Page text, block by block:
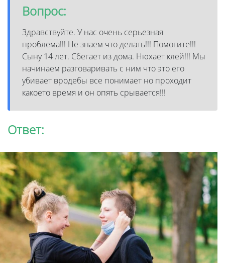
Вопрос:
Здравствуйте. У нас очень серьезная
проблема!!! Не знаем что делать!!! Помогите!!!
Сыну 14 лет. Сбегает из дома. Нюхает клей!!! Мы
начинаем разговаривать с ним что это его
убивает вродебы все понимает но проходит
какоето время и он опять срывается!!!
Ответ: